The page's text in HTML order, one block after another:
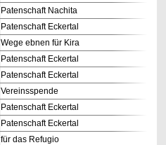
Patenschaft Nachita
Patenschaft Eckertal
Wege ebnen für Kira
Patenschaft Eckertal
Patenschaft Eckertal
Vereinsspende
Patenschaft Eckertal
Patenschaft Eckertal
für das Refugio